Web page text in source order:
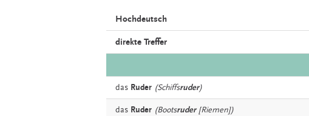
Hochdeutsch
direkte Treffer
das Ruder (Schiffsruder)
das Ruder (Bootsruder[Riemen])